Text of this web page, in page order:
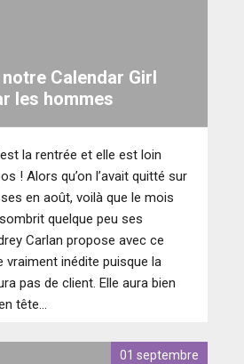
Calendar Girl
les hommes
la rentrée et elle est loin
! Alors qu’on l’avait quitté sur
en août, voilà que le mois
quelque peu ses
Carlan propose avec ce
vraiment inédite puisque la
pas de client. Elle aura bien
tête…
01 septembre